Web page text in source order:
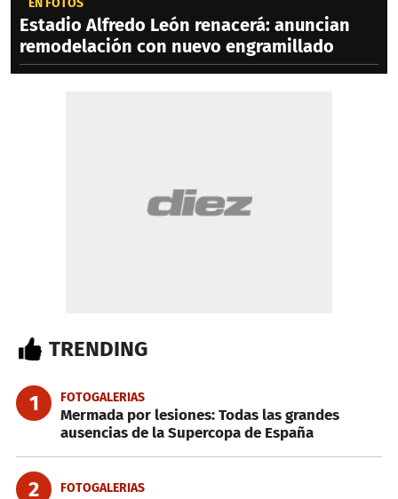
EN FOTOS
Estadio Alfredo León renacerá: anuncian
remodelación con nuevo engramillado
TRENDING
1 FOTOGALERIAS
Mermada por lesiones: Todas las grandes
ausencias de la Supercopa de España
2 FOTOGALERIAS